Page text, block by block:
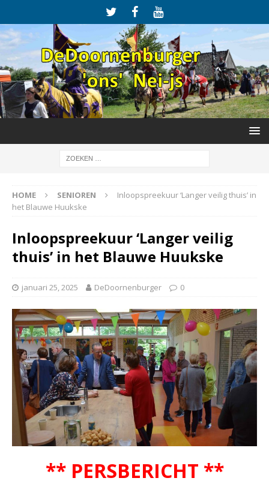
HOME SENIOREN
Inloopspreekuur ‘Langer veilig thuis’ in
het Blauwe Huukske
Inloopspreekuur ‘Langer veilig
thuis’ in het Blauwe Huukske
januari 25, 2025 DeDoornenburger 0
** PERSBERICHT **